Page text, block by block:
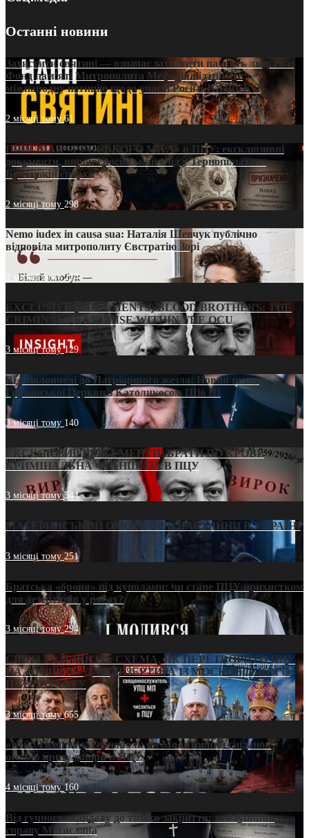
Останні новини
Захистити святині — означає захистити пам’ять людства:
Фонд пам’яті Митрополита Мефодія підтримує
міжнародну петицію щодо участі Росії в ЮНЕСКО
2 місяці тому61
ПРИСМАК «РУССЬКОГО МІРА» в ПЦУ: ексклюзивні
документи, вирок і російський слід у Тернопільсько-
Бучацькій єпархії
2 місяці тому 298
Nemo iudex in causa sua: Наталія Шевчук публічно
відповіла митрополиту Євстратію Зорі
3 місяці тому214
EXCLUSIVE (DOCUMENTS)/BLOOD BROTHERS: THE
CRIMINAL FRANCHISE WITHIN THE OCU
3 місяці тому129
Від віолончелі до Патріаршого жезла: Новий шлях
Грузинської Церкви з Католикосом Шіо III
3 місяці тому 140
ЕКСКЛЮЗИВ (ДОКУМЕНТИ)/БРАТИ ПО КРОВІ:
КРИМІНАЛЬНА ФРАНШИЗА В ПЦУ
3 місяці тому544
МАТЕРИНСЬКИЙ ОМОРФОР В ЧАС ВІЙНИ В УКРАЇНІ
3 місяці тому251
Братська «броня» під куполами: чи стане ПЦУ прихистком
для дезертирів у рясах?
3 місяці тому294
СВЯТІ УХИЛЯНТИ: СХЕМА, ЯК ПЕРЕТВОРИТИ ПЦУ
НА «ОФШОР» ДЛЯ ДЕЗЕРТИРА ІЗ МОСКОВСЬКОГО
ПАТРІАРХАТУ
3 місяці тому655
«Кейс Тихона» у Тернополі: як Молитовний сніданок
оголив кризу довіри в ПЦУ
4 місяці тому160
Від гучного скандалу до тихого закриття: хто зупинив
справу Мстислава